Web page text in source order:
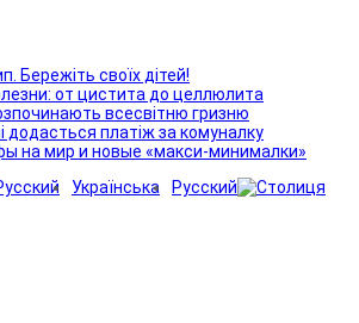
Бережіть своїх дітей!
от цистита до целлюлита
всесвітню гризню
додасться платіж за комуналку
на мир и новые «макси-минималки»
Українська Русский